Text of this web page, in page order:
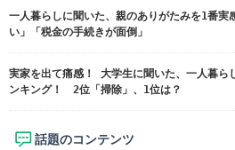
一人暮らしに聞いた、親のありがたみを1番実
い」「税金の手続きが面倒」
実家を出て痛感！ 大学生に聞いた、一人暮ら
ンキング！ 2位「掃除」、1位は？
話題のコンテンツ